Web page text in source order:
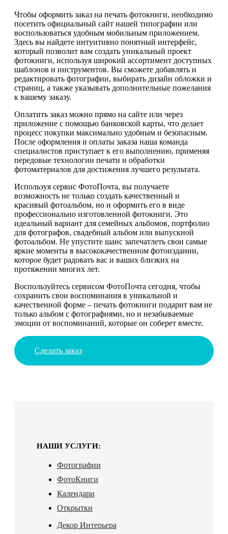
Чтобы оформить заказ на печать фотокниги, необходимо
посетить официальный сайт нашей типографии или
воспользоваться удобным мобильным приложением.
Здесь вы найдете интуитивно понятный интерфейс,
который позволит вам создать уникальный проект
фотокниги, используя широкий ассортимент доступных
шаблонов и инструментов. Вы сможете добавлять и
редактировать фотографии, выбирать дизайн обложки и
страниц, а также указывать дополнительные пожелания
к вашему заказу.
Оплатить заказ можно прямо на сайте или через
приложение с помощью банковской карты, что делает
процесс покупки максимально удобным и безопасным.
После оформления и оплаты заказа наша команда
специалистов приступает к его выполнению, применяя
передовые технологии печати и обработки
фотоматериалов для достижения лучшего результата.
Используя сервис ФотоПочта, вы получаете
возможность не только создать качественный и
красивый фотоальбом, но и оформить его в виде
профессионально изготовленной фотокниги. Это
идеальный вариант для семейных альбомов, портфолио
для фотографов, свадебный альбом или выпускной
фотоальбом. Не упустите шанс запечатлеть свои самые
яркие моменты в высококачественном фотоиздании,
которое будет радовать вас и ваших близких на
протяжении многих лет.
Воспользуйтесь сервисом ФотоПочта сегодня, чтобы
сохранить свои воспоминания в уникальной и
качественной форме – печать фотокниги подарит вам не
только альбом с фотографиями, но и незабываемые
эмоции от воспоминаний, которые он соберет вместе.
Сделать заказ
НАШИ УСЛУГИ:
Фотографии
ФотоКниги
Календари
Открытки
Декор Интерьера